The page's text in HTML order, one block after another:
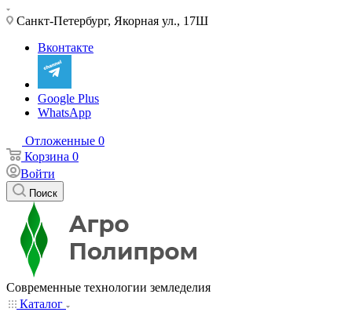
Санкт-Петербург, Якорная ул., 17Ш
Вконтакте
Google Plus
WhatsApp
Отложенные 0
Корзина 0
Войти
Поиск
Современные технологии земледелия
Каталог